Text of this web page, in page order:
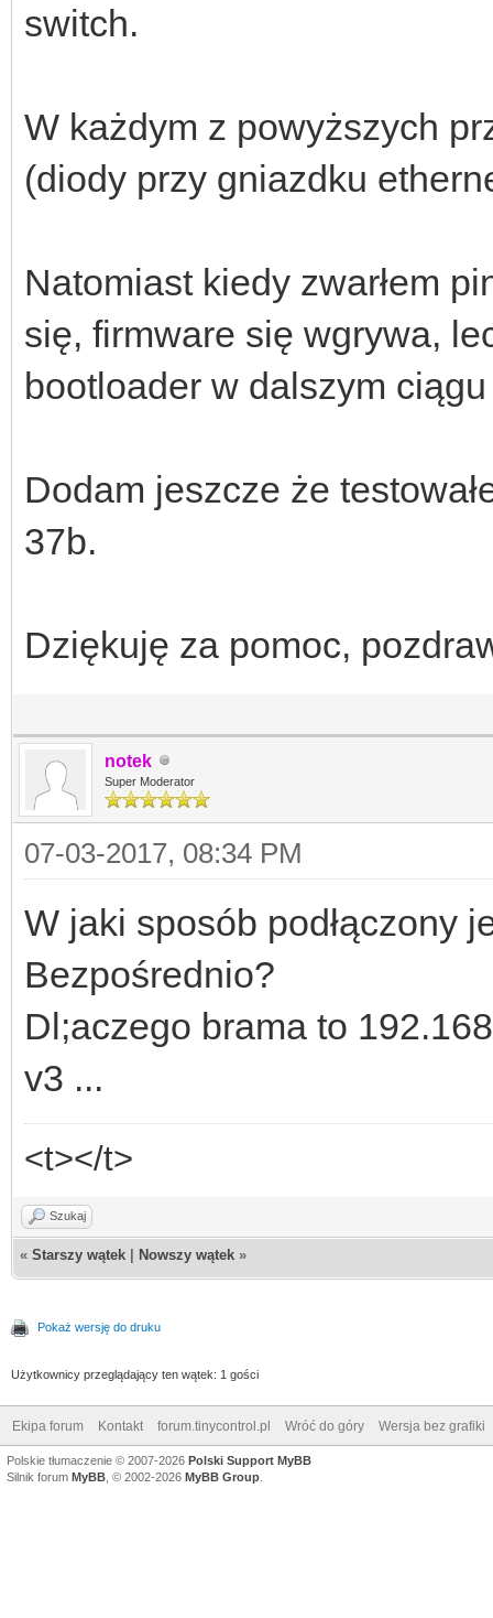
switch.
W każdym z powyższych
(diody przy gniazdku
Natomiast kiedy zwarłem
się, firmware się wgrywa,
bootloader w dalszym
Dodam jeszcze że
37b.
Dziękuję za pomoc,
notek
Super Moderator
07-03-2017, 08:34 PM
W jaki sposób podłączony
Bezpośrednio?
Dl;aczego brama to
v3 ...
<t></t>
Szukaj
« Starszy wątek Nowszy wątek »
Pokaż wersję do druku
Użytkownicy przeglądający ten wątek: 1 gości
Ekipa forum Kontakt forum.tinycontrol.pl Wróć do góry Wersja bez grafiki
Polskie tłumaczenie © 2007-2026 Polski Support MyBB
Silnik forum MyBB , © 2002-2026 MyBB Group